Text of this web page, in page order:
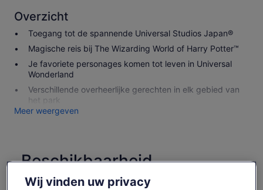
dieren
Overzicht
Toegang tot de spannende Universal Studios Japan®
Magische reis bij The Wizarding World of Harry Potter™
Je favoriete personages komen tot leven in Universal
Wonderland
Verschillende overheerlijke gerechten in elk gebied van
het park
Meer weergeven
Beschikbaarheid
controleren
Wij vinden uw privacy